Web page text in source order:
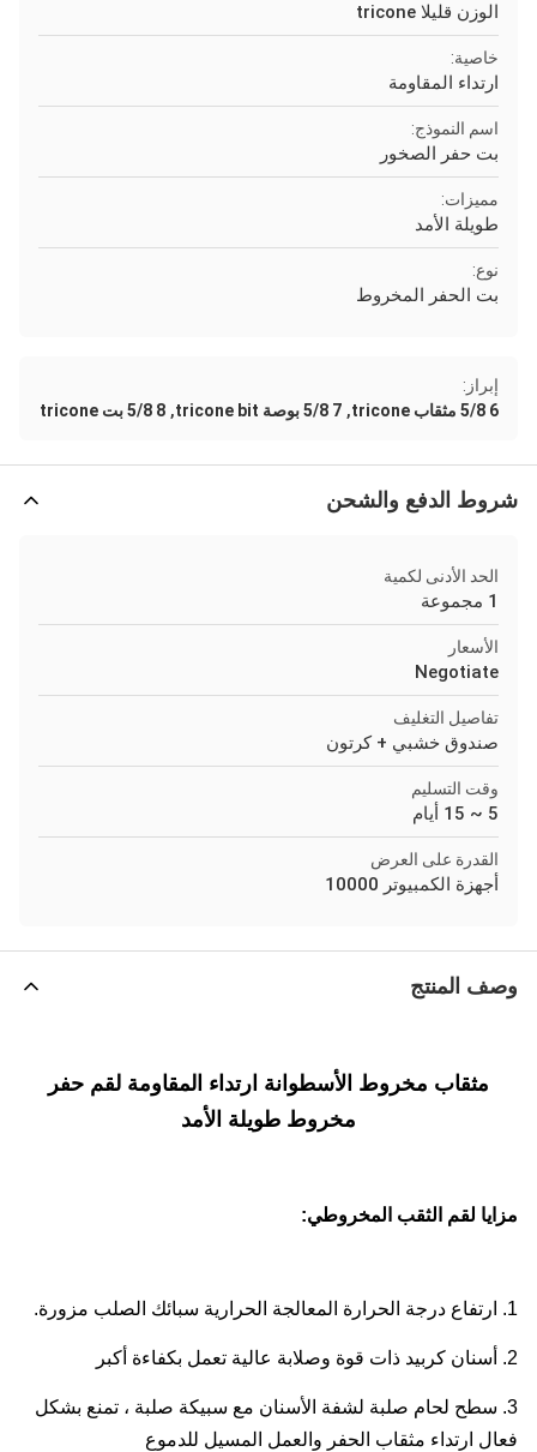
الوزن قليلا tricone
خاصية:
ارتداء المقاومة
اسم النموذج:
بت حفر الصخور
مميزات:
طويلة الأمد
نوع:
بت الحفر المخروط
إبراز:
6 5/8 مثقاب tricone
, 7 5/8 بوصة tricone bit , 8 5/8 بت tricone
شروط الدفع والشحن
الحد الأدنى لكمية
1 مجموعة
الأسعار
Negotiate
تفاصيل التغليف
صندوق خشبي + كرتون
وقت التسليم
5 ~ 15 أيام
القدرة على العرض
أجهزة الكمبيوتر 10000
وصف المنتج
مثقاب مخروط الأسطوانة ارتداء المقاومة لقم حفر
مخروط طويلة الأمد
مزايا لقم الثقب المخروطي:
1. ارتفاع درجة الحرارة المعالجة الحرارية سبائك الصلب مزورة.
2. أسنان كربيد ذات قوة وصلابة عالية تعمل بكفاءة أكبر
3. سطح لحام صلبة لشفة الأسنان مع سبيكة صلبة ، تمنع بشكل
فعال ارتداء مثقاب الحفر والعمل المسيل للدموع